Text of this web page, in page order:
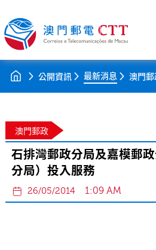
公開資訊 最新消息 澳門
澳門郵政
石排灣郵政分局及嘉模郵
分局）投入服務
26/05/2014 1:09 AM